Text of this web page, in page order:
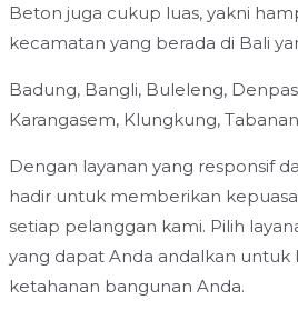
Beton juga cukup luas, yakni
kecamatan yang berada di Bali
Badung, Bangli, Buleleng,
Karangasem, Klungkung,
Dengan layanan yang responsif
hadir untuk memberikan
setiap pelanggan kami. Pilih
yang dapat Anda andalkan untuk
ketahanan bangunan Anda.